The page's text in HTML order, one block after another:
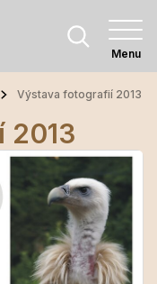
Menu
Výstava fotografií 2013
2013